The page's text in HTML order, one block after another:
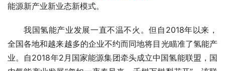
能源新产业新业态新模式。
我国氢能产业发展一直不温不火。但自2018年以来，
全国各地和越来越多的企业不约而同地将目光瞄准了氢能产
业。自2018年2月国家能源集团牵头成立中国氢能联盟，国